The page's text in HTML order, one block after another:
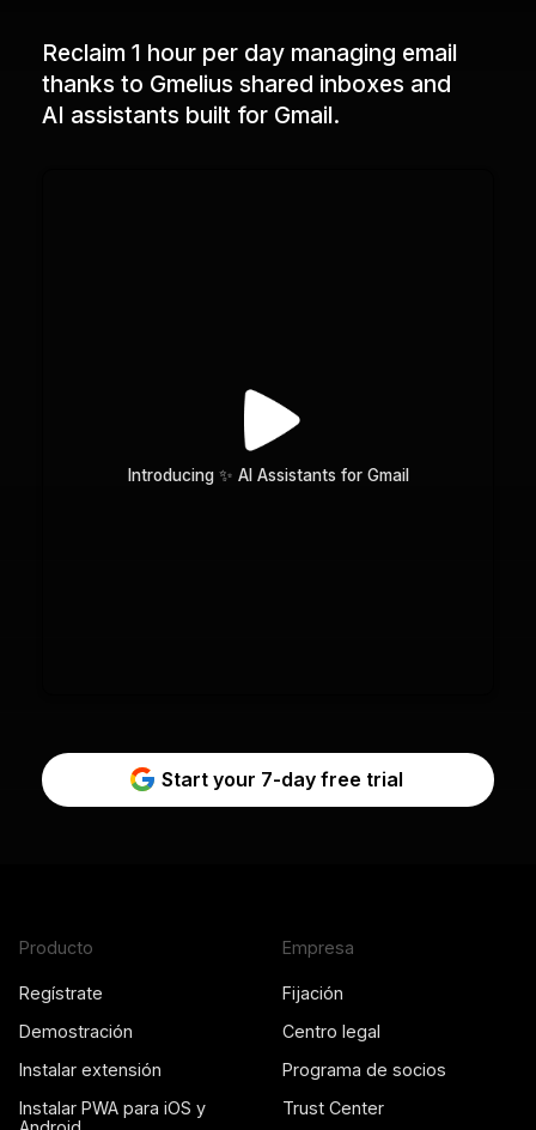
Reclaim 1 hour per day managing email
thanks to Gmelius shared inboxes and
AI assistants built for Gmail.
Introducing ✨ AI Assistants for Gmail
Start your 7-day free trial
Producto
Regístrate
Demostración
Instalar extensión
Instalar PWA para iOS y
Empresa
Fijación
Centro legal
Programa de socios
Trust Center